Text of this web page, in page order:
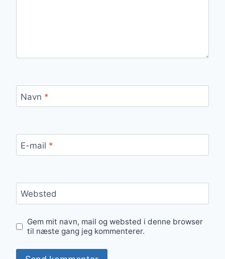
Navn *
E-mail *
Websted
Gem mit navn, mail og websted i denne browser
til næste gang jeg kommenterer.